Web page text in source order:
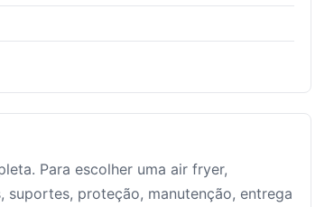
Para escolher uma air fryer,
proteção, manutenção, entrega